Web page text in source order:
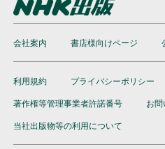
会社案内 書店様向けページ
利用規約 プライバシーポリシー
著作権等管理事業者許諾番号 お
当社出版物等の利用について